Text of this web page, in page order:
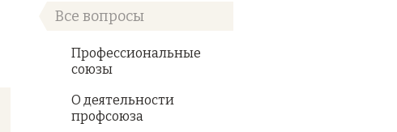
Все вопросы
Профессиональные
союзы
О деятельности
профсоюза